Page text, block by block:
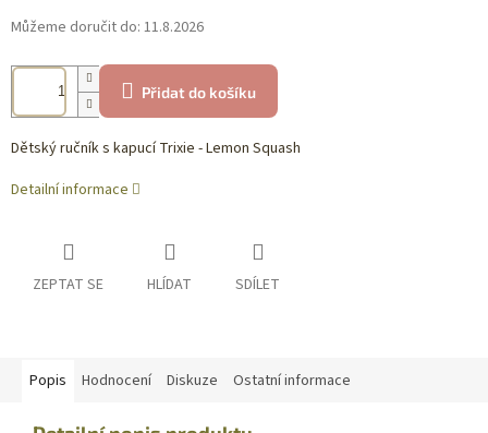
Můžeme doručit do: 11.8.2026
Přidat do košíku
Dětský ručník s kapucí Trixie - Lemon Squash
Detailní informace
ZEPTAT SE HLÍDAT SDÍLET
Popis Hodnocení Diskuze Ostatní informace